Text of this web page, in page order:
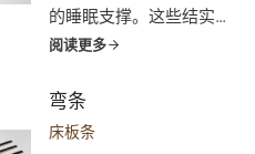
的睡眠支撑。这些结实
而有弹性的板条能贴合
正确排列并缓解压力
点。提高床垫透气性，
阅读更多
弯条
床板条